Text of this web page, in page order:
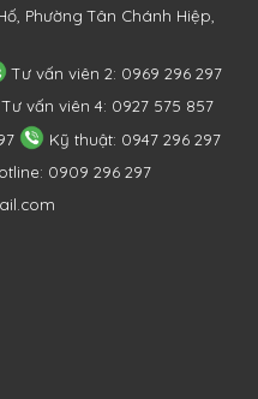
PhườngTân Chánh Hiệp,
Tư vấn viên 2: 0969 296 297
Tư vấn viên 4: 0927 575 857
Kỹ thuật: 0947 296 297
0909 296 297